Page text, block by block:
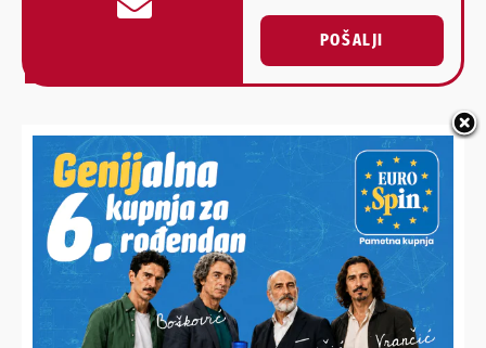
POŠALJI
Alternative:
NAJNOVIJE VIJESTI